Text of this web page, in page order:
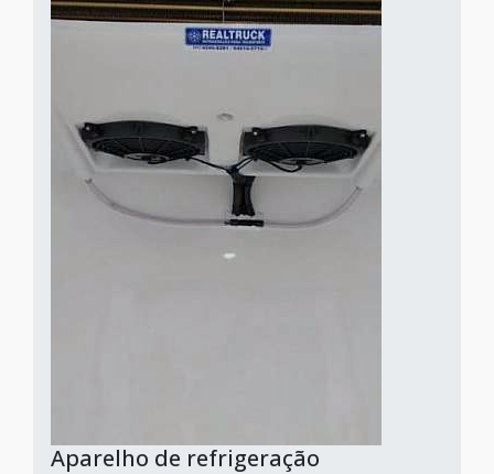
Aparelho de refrigeração